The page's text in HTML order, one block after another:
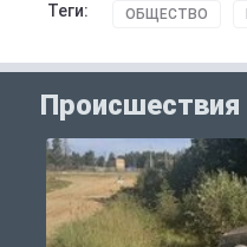
Теги: ОБЩЕСТВО
Происшествия